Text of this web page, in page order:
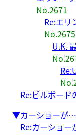
No.2671
Re:エリ
No.2675
U.K.
Re:ビルボード
▼カーショーが…
Re:カーショ